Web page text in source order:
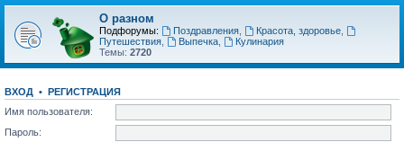
О разном
Подфорумы: Поздравления, Красота, здоровье,
Путешествия
Выпечка,
Кулинария
Темы: 2720
ВХОД • РЕГИСТРАЦИЯ
Имя пользователя:
Пароль: